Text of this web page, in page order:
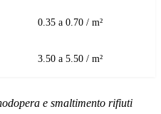
0.35 a 0.70 / m²
3.50 a 5.50 / m²
e smaltimento rifiuti